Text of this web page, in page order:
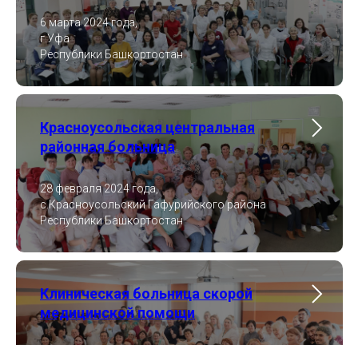
6 марта 2024 года,
г.Уфа
Республики Башкортостан
Красноусольская центральная
районная больница
28 февраля 2024 года,
с.Красноусольский Гафурийского района
Республики Башкортостан
Клиническая больница скорой
медицинской помощи